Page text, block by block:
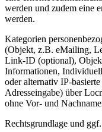
werden und zudem eine
werden.
Kategorien
(Objekt, z.B. eMailing,
Link-ID (optional),
Informationen,
oder alternativ IP-
Adresseingabe) über
ohne Vor- und
Rechtsgrundlage und